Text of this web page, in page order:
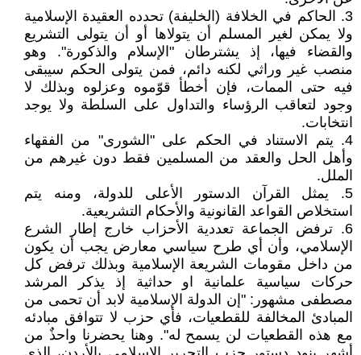
3. الحاكم في الخلافة (الخليفة) تحدده العقيدة الإسلامية
ولا يمكن لغير المسلم أن يتولاها أو أن يتولى التشريع
والقضاء فيها، إذ يشترطان "الإسلام والذكورة". وهو
منصب غير وراثي لكنه دائم، فمن يتولى الحكم سيبقى
فيه حتى الممات، فإن أخطأ قوّموه وعزلوه وبذلك لا
وجود لتعاقب الرؤساء والتداول على السلطة ولا يوجد
انتخابات.
4. يتم الاستناد في الحكم على "الشورى" من الفقهاء
وأهل الحل والعقد من المسلمين فقط دون غيرهم من
الملل.
5. يمثل القرآن الدستور الأعلى للدولة، ومنه يتم
استخلاص القواعد القانونية والأحكام التشريعية.
6. ترفض الجماعة تعددية الأحزاب خارج إطار الشرع
الإسلامي، وأن أي طرح سياسي معارض يجب أن يكون
من داخل مقومات الشريعة الإسلامية وبذلك ترفض كل
حركات سياسية علمانية او حداثية إذ يذكر المرشد
مصطفى مشهور: "إن الدولة الإسلامية لابد أن تحمى من
المبادئ المخالفة للقطعيات، فأي حزب لا تتوافق مبادئه
مع هذه القطعيات لن يسمح له". وهنا يحضرنا واحذٌ من